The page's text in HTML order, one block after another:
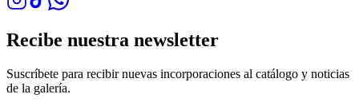
Recibe nuestra newsletter
Suscríbete para recibir nuevas incorporaciones al catálogo y noticias
de la galería.